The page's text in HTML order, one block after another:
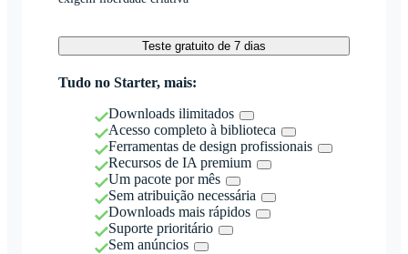
Teste gratuito de 7 dias
Tudo no Starter, mais:
Downloads ilimitados
Acesso completo à biblioteca
Ferramentas de design profissionais
Recursos de IA premium
Um pacote por mês
Sem atribuição necessária
Downloads mais rápidos
Suporte prioritário
Sem anúncios